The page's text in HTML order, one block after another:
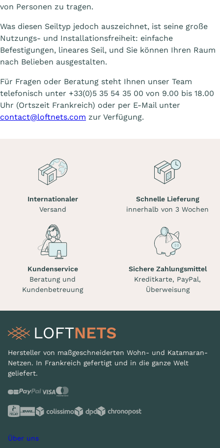
von Personen zu tragen.
Was diesen Seiltyp jedoch auszeichnet, ist seine große
Nutzungs- und Installationsfreiheit: einfache
Befestigungen, lineares Seil, und Sie können Ihren Raum
nach Belieben ausgestalten.
Für Fragen oder Beratung steht Ihnen unser Team
telefonisch unter +33(0)5 35 54 35 00 von 9.00 bis 18.00
Uhr (Ortszeit Frankreich) oder per E-Mail unter
contact@loftnets.com zur Verfügung.
Internationaler
Versand
Schnelle Lieferung
innerhalb von 3 Wochen
Kundenservice
Beratung und
Kundenbetreuung
Sichere Zahlungsmittel
Kreditkarte, PayPal,
Überweisung
Hersteller von maßgeschneiderten Wohn- und Katamaran-
Netzen. In Frankreich gefertigt und in die ganze Welt
geliefert.
Über uns